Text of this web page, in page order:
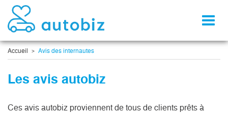
Accueil Avis des internautes
Les avis autobiz
Ces avis autobiz proviennent de tous de clients prêts à